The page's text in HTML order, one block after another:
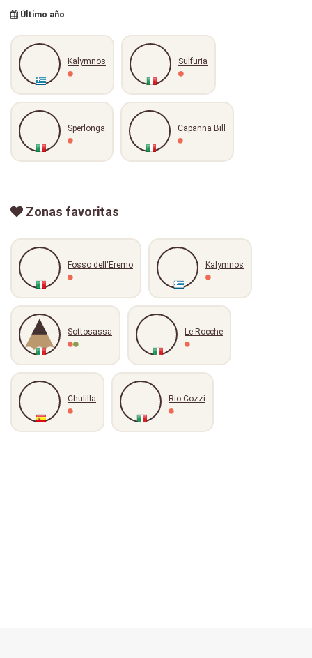
Último año
Kalymnos Sulfuria
Sperlonga Capanna Bill
Zonas favoritas
Fosso dell'Eremo Kalymnos
Sottosassa Le Rocche
Chulilla Rio Cozzi